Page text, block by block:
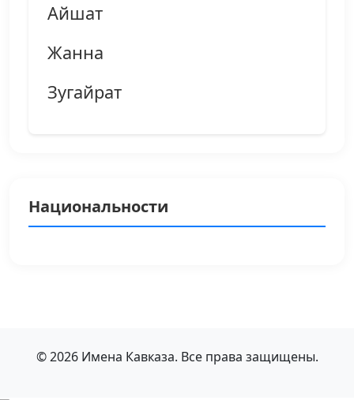
Айшат
Жанна
Зугайрат
Национальности
© 2026 Имена Кавказа. Все права защищены.